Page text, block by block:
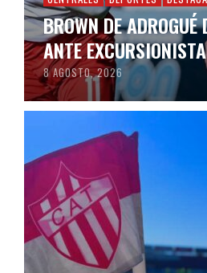
BROWN DE ADROGUÉ
ANTE
8 AGOSTO, 2026